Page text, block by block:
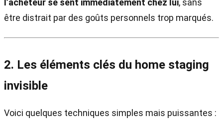
l’acheteur se sent immédiatement chez lui, sans
être distrait par des goûts personnels trop marqués.
2. Les éléments clés du home staging
invisible
Voici quelques techniques simples mais puissantes :